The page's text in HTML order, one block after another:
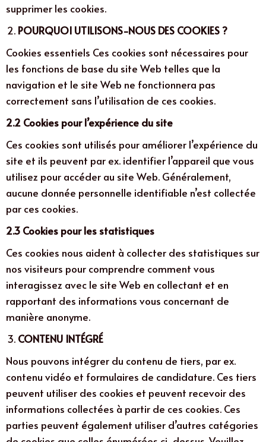
supprimer les cookies.
POURQUOI UTILISONS-NOUS DES COOKIES ?
Cookies essentiels Ces cookies sont nécessaires pour
les fonctions de base du site Web telles que la
navigation et le site Web ne fonctionnera pas
correctement sans l’utilisation de ces cookies.
2.2 Cookies pour l’expérience du site
Ces cookies sont utilisés pour améliorer l’expérience du
site et ils peuvent par ex. identifier l’appareil que vous
utilisez pour accéder au site Web. Généralement,
aucune donnée personnelle identifiable n’est collectée
par ces cookies.
2.3 Cookies pour les statistiques
Ces cookies nous aident à collecter des statistiques sur
nos visiteurs pour comprendre comment vous
interagissez avec le site Web en collectant et en
rapportant des informations vous concernant de
manière anonyme.
CONTENU INTÉGRÉ
Nous pouvons intégrer du contenu de tiers, par ex.
contenu vidéo et formulaires de candidature. Ces tiers
peuvent utiliser des cookies et peuvent recevoir des
informations collectées à partir de ces cookies. Ces
parties peuvent également utiliser d’autres catégories
our website
as well as
possible
during your
refuse
these
some
functionality
will
from the
Marketing
En partageant
vos intérêts,
vos augmentez
les chances de